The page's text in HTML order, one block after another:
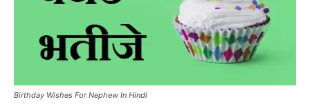
Birthday Wishes For Nephew In Hindi